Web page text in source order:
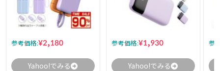
参考価格:¥2,180
Yahoo!でみる
参考価格:¥1,930
Yahoo!でみる
参